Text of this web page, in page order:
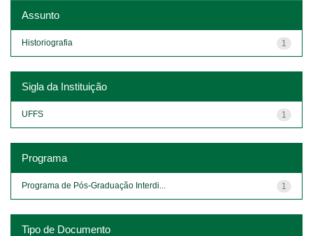
Assunto
1
Historiografia
Sigla da Instituição
1
UFFS
Programa
1
Programa de Pós-Graduação Interdi...
Tipo de Documento